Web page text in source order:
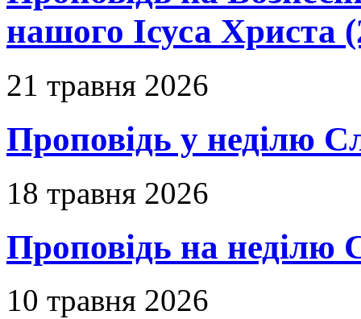
нашого Ісуса Христа
21 травня 2026
Проповідь у неділю
18 травня 2026
Проповідь на неділю
10 травня 2026